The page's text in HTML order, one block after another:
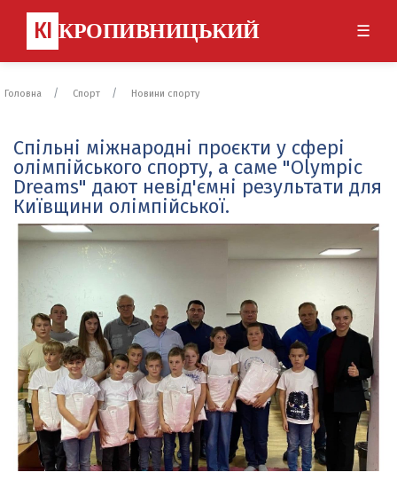
КІ КРОПИВНИЦЬКИЙ ☰
Головна Спорт Новини спорту
Спільні міжнародні проєкти у сфері
олімпійського спорту, а саме "Olympic
Dreams" дают невід'ємні результати для
Київщини олімпійської.